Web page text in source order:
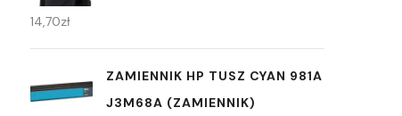
14,70zł
ZAMIENNIK HP TUSZ CYAN 981A
J3M68A (ZAMIENNIK)